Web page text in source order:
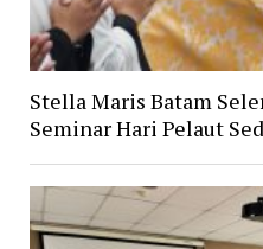
Stella Maris Batam
Seminar Hari Pelaut